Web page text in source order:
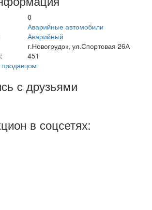
0
Аварийные автомобили
Аварийный
г.Новогрудок, ул.Спортовая 26А
451
продавцом
с друзьями
в соцсетях: